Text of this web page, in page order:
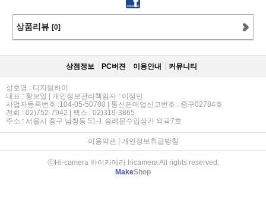
상품리뷰 [0]
상점정보 PC버젼 이용안내 커뮤니티
상호명 : 디지털하이
대표 : 황보일 | 개인정보관리책임자 : 이정민
사업자등록번호 :104-05-50700 | 통신판매업신고번호 : 중구02784호
전화 : 02)752-7942 | 팩스 : 02)319-3865
주소 : 서울시 중구 남창동 51-1 숭례문수입상가 외곽7호
이용약관| 개인정보취급방침
ⓒHi-camera 하이카메라 hicamera All rights reserved.
MakeShop